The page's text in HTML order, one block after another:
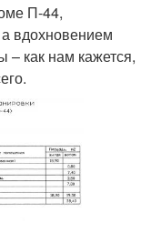
П-44,
вдохновением
– как нам кажется,